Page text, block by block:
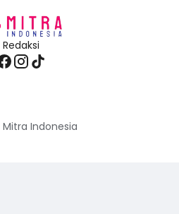
Redaksi
Mitra Indonesia